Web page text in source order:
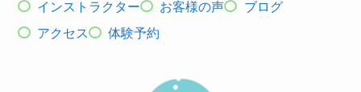
インストラクター
お客様の声
ブログ
アクセス
体験予約